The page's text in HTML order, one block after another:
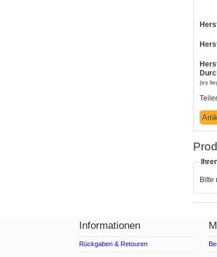
(es
Bitte
Informationen
Rückgaben & Retouren